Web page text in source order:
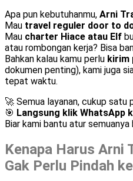
Apa pun kebutuhanmu, Arni
Mau travel reguler door to
Mau charter Hiace atau Elf
atau rombongan kerja? Bisa
Bahkan kalau kamu perlu kirim
dokumen penting), kami juga
tepat waktu.
🚀 Semua layanan, cukup satu
🎯 Langsung klik WhatsApp
Biar kami bantu atur semuanya
Kenapa Harus Arni
Gak Perlu Pindah